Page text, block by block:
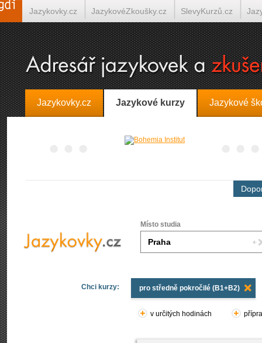
Jazykovky.cz Jazykové kurzy Jazykové
Místo studia
Chci kurzy: pro středně pokročilé (B1+B2)
v určitých hodinách
Jazykovky.cz JazykovéZkoušky.cz SlevyKurzů.cz
Španělština on-line Italština on-line Tlumočení-